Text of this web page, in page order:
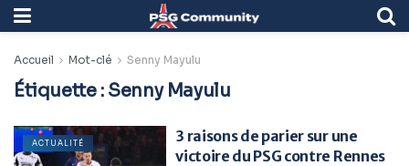
Accueil Mot-clé Senny Mayulu
Étiquette : Senny Mayulu
ACTUALITÉ
3 raisons de parier sur une
victoire du PSG contre Rennes